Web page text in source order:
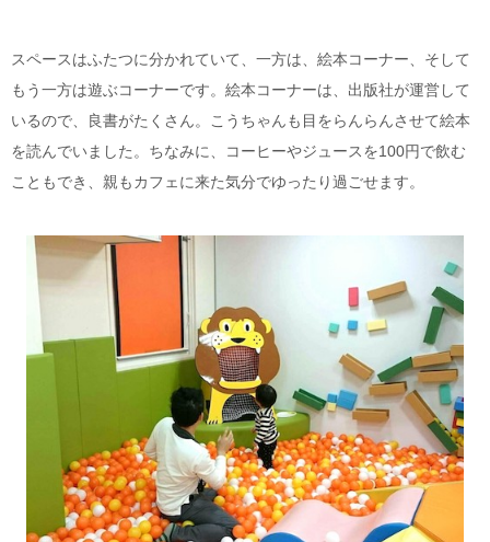
スペースはふたつに分かれていて、一方は、絵本コーナー、そして
もう一方は遊ぶコーナーです。絵本コーナーは、出版社が運営して
いるので、良書がたくさん。こうちゃんも目をらんらんさせて絵本
を読んでいました。ちなみに、コーヒーやジュースを100円で飲む
こともでき、親もカフェに来た気分でゆったり過ごせます。